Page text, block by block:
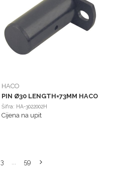
HACO
PIN Ø30 LENGTH=73MM HACO
Šifra: HA-3022002H
Cijena na upit
3 ... 59